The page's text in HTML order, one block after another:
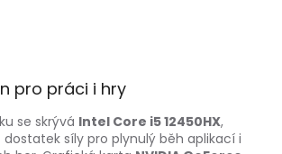
pro práci i hry
se skrývá Intel Core i5 12450HX,
síly pro plynulý běh aplikací i